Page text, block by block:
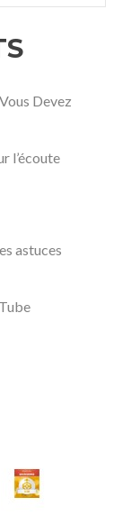
Devez
l’écoute
astuces